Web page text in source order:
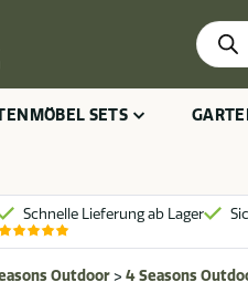
search
SETS
Schnelle Lieferung ab Lager
Outdoor> 4 Seasons